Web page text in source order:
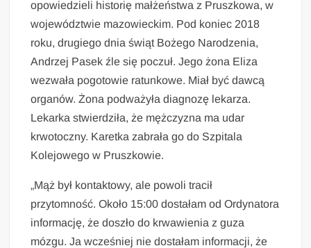
opowiedzieli historię małżeństwa z Pruszkowa, w
województwie mazowieckim. Pod koniec 2018
roku, drugiego dnia świąt Bożego Narodzenia,
Andrzej Pasek źle się poczuł. Jego żona Eliza
wezwała pogotowie ratunkowe. Miał być dawcą
organów. Żona podważyła diagnozę lekarza.
Lekarka stwierdziła, że mężczyzna ma udar
krwotoczny. Karetka zabrała go do Szpitala
Kolejowego w Pruszkowie.
„Mąż był kontaktowy, ale powoli tracił
przytomność. Około 15:00 dostałam od Ordynatora
informację, że doszło do krwawienia z guza
mózgu. Ja wcześniej nie dostałam informacji, że